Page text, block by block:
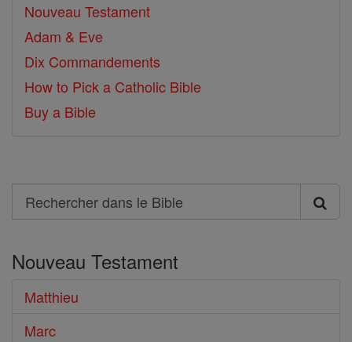
Nouveau Testament
Adam & Eve
Dix Commandements
How to Pick a Catholic Bible
Buy a Bible
Search
Rechercher
le
Bible
Nouveau Testament
Matthieu
Marc